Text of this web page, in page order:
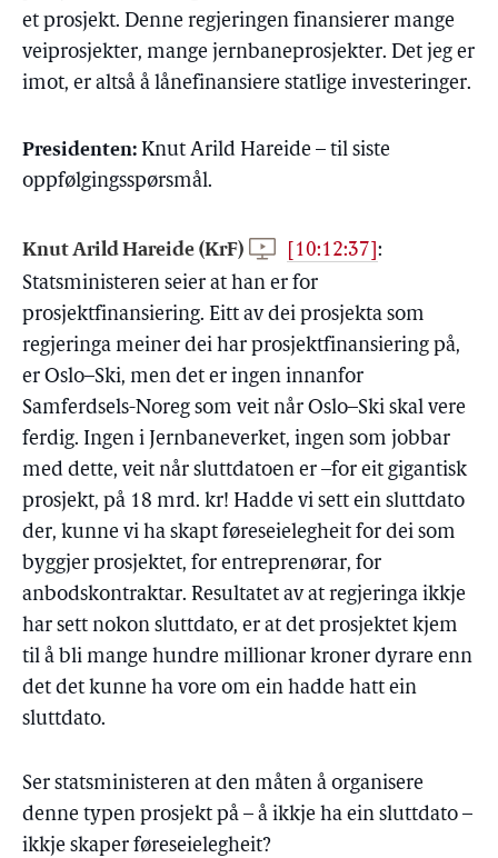
et prosjekt. Denne regjeringen finansierer mange
veiprosjekter, mange jernbaneprosjekter. Det jeg er
imot, er altså å lånefinansiere statlige investeringer.
Presidenten: Knut Arild Hareide – til siste
oppfølgingsspørsmål.
Knut Arild Hareide (KrF) [10:12:37] :
Statsministeren seier at han er for
prosjektfinansiering. Eitt av dei prosjekta som
regjeringa meiner dei har prosjektfinansiering på,
er Oslo–Ski, men det er ingen innanfor
Samferdsels-Noreg som veit når Oslo–Ski skal vere
ferdig. Ingen i Jernbaneverket, ingen som jobbar
med dette, veit når sluttdatoen er –for eit gigantisk
prosjekt, på 18 mrd. kr! Hadde vi sett ein sluttdato
der, kunne vi ha skapt føreseielegheit for dei som
byggjer prosjektet, for entreprenørar, for
anbodskontraktar. Resultatet av at regjeringa ikkje
har sett nokon sluttdato, er at det prosjektet kjem
til å bli mange hundre millionar kroner dyrare enn
det det kunne ha vore om ein hadde hatt ein
sluttdato.
Ser statsministeren at den måten å organisere
denne typen prosjekt på – å ikkje ha ein sluttdato –
ikkje skaper føreseielegheit?